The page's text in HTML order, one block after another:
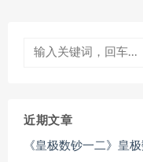
近期文章
《皇极数钞一二》皇